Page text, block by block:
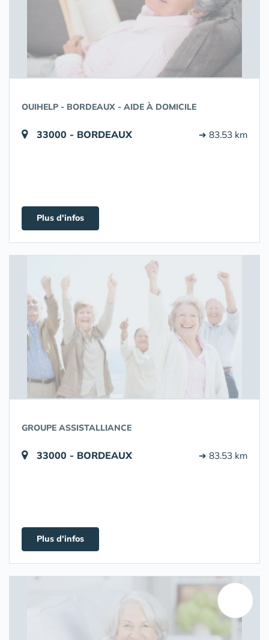
OUIHELP - BORDEAUX - AIDE À DOMICILE
33000 - BORDEAUX ➔ 83.53 km
Plus d'infos
GROUPE ASSISTALLIANCE
33000 - BORDEAUX ➔ 83.53 km
Plus d'infos